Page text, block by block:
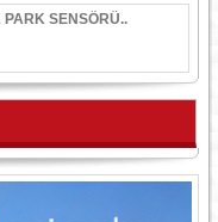
SENSÖRÜ..